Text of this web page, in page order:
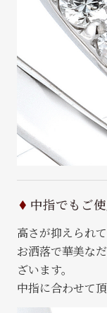
中指でもご
高さが抑えられ
お洒落で華美な
ざいます。
中指に合わせて